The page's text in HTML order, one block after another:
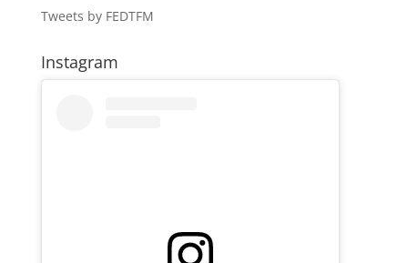
Tweets by FEDTFM
Instagram